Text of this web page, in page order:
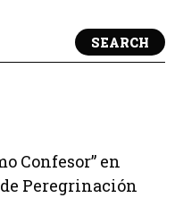
SEARCH
Confesor” en
Peregrinación